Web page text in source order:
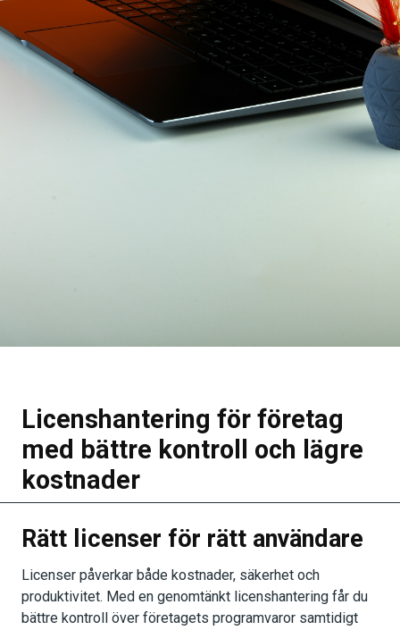
Licenshantering för företag
med bättre kontroll och lägre
kostnader
Rätt licenser för rätt användare
Licenser påverkar både kostnader, säkerhet och
produktivitet. Med en genomtänkt licenshantering får du
bättre kontroll över företagets programvaror samtidigt